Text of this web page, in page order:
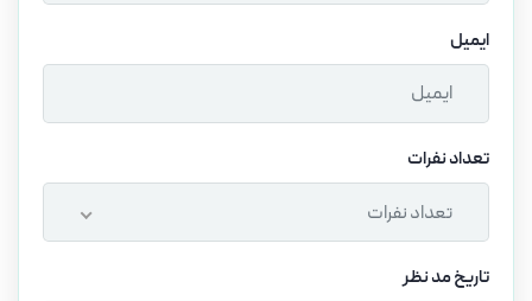
ایمیل
تعداد نفرات
تعداد نفرات
تاریخ مد نظر